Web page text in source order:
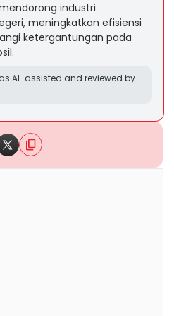
industri
meningkatkan efisiensi
ketergantungan pada
AI-assisted and reviewed by